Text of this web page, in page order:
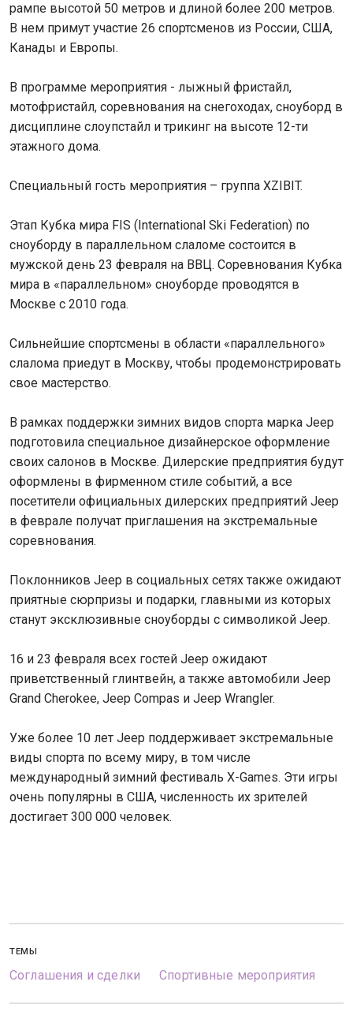
рампе высотой 50 метров и длиной более 200 метров.
В нем примут участие 26 спортсменов из России, США,
Канады и Европы.
В программе мероприятия - лыжный фристайл,
мотофристайл, соревнования на снегоходах, сноуборд в
дисциплине слоупстайл и трикинг на высоте 12-ти
этажного дома.
Специальный гость мероприятия – группа XZIBIT.
Этап Кубка мира FIS (International Ski Federation) по
сноуборду в параллельном слаломе состоится в
мужской день 23 февраля на ВВЦ. Соревнования Кубка
мира в «параллельном» сноуборде проводятся в
Москве с 2010 года.
Сильнейшие спортсмены в области «параллельного»
слалома приедут в Москву, чтобы продемонстрировать
свое мастерство.
В рамках поддержки зимних видов спорта марка Jeep
подготовила специальное дизайнерское оформление
своих салонов в Москве. Дилерские предприятия будут
оформлены в фирменном стиле событий, а все
посетители официальных дилерских предприятий Jeep
в феврале получат приглашения на экстремальные
соревнования.
Поклонников Jeep в социальных сетях также ожидают
приятные сюрпризы и подарки, главными из которых
станут эксклюзивные сноуборды с символикой Jeep.
16 и 23 февраля всех гостей Jeep ожидают
приветственный глинтвейн, а также автомобили Jeep
Grand Cherokee, Jeep Compas и Jeep Wrangler.
Уже более 10 лет Jeep поддерживает экстремальные
виды спорта по всему миру, в том числе
международный зимний фестиваль Х-Games. Эти игры
очень популярны в США, численность их зрителей
достигает 300 000 человек.
ТЕМЫ
Соглашения и сделки Спортивные мероприятия